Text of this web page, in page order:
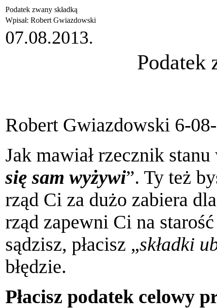
Podatek zwany składką
Wpisał: Robert Gwiazdowski
07.08.2013.
Podatek
Robert Gwiazdowski 6-
Jak mawiał rzecznik
się sam wyżywi”. Ty też
rząd Ci za dużo zabiera
rząd zapewni Ci na
sądzisz, płacisz „składki
błędzie.
Płacisz podatek celowy